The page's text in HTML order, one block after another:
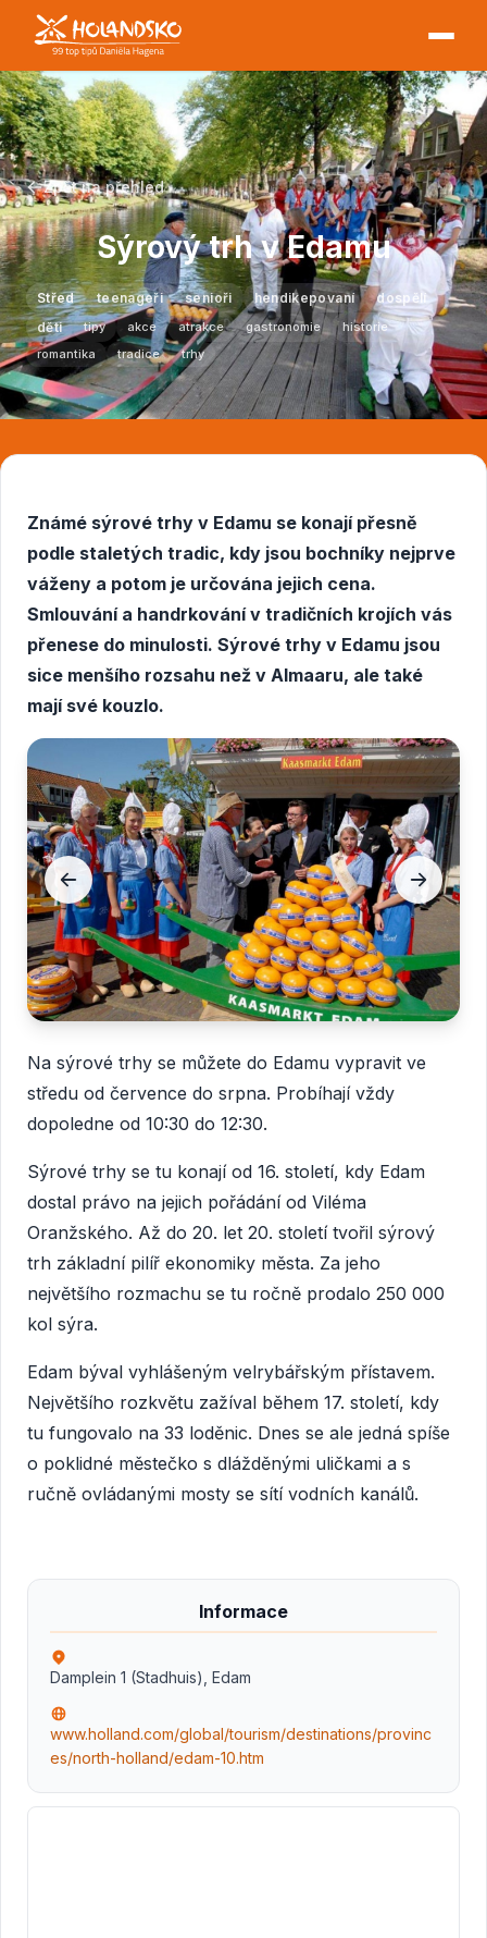
Zpět na přehled
Sýrový trh v Edamu
Střed teenageři senioři hendikepovaní
dospělí
děti
tipy akce atrakce gastronomie
historie
romantika
tradice trhy
Známé sýrové trhy v Edamu se konají přesně
podle staletých tradic, kdy jsou bochníky nejprve
váženy a potom je určována jejich cena.
Smlouvání a handrkování v tradičních krojích vás
přenese do minulosti. Sýrové trhy v Edamu jsou
sice menšího rozsahu než v Almaaru, ale také
mají své kouzlo.
Na sýrové trhy se můžete do Edamu vypravit ve
středu od července do srpna. Probíhají vždy
dopoledne od 10:30 do 12:30.
Sýrové trhy se tu konají od 16. století, kdy Edam
dostal právo na jejich pořádání od Viléma
Oranžského. Až do 20. let 20. století tvořil sýrový
trh základní pilíř ekonomiky města. Za jeho
největšího rozmachu se tu ročně prodalo 250 000
kol sýra.
Edam býval vyhlášeným velrybářským přístavem.
Největšího rozkvětu zažíval během 17. století, kdy
tu fungovalo na 33 loděnic. Dnes se ale jedná spíše
o poklidné městečko s dlážděnými uličkami a s
ručně ovládanými mosty se sítí vodních kanálů.
Informace
Damplein 1 (Stadhuis), Edam
www.holland.com/global/tourism/destinations/provinc
es/north-holland/edam-10.htm